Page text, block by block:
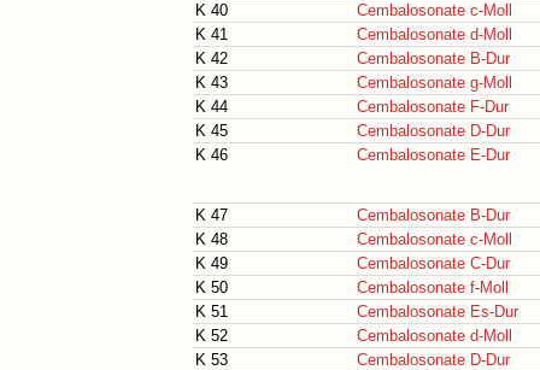
K 40
Cembalosonate c-Moll
K 41
Cembalosonate d-Moll
K 42
Cembalosonate B-Dur
K 43
Cembalosonate g-Moll
K 44
Cembalosonate F-Dur
K 45
Cembalosonate D-Dur
K 46
Cembalosonate E-Dur
K 47
Cembalosonate B-Dur
K 48
Cembalosonate c-Moll
K 49
Cembalosonate C-Dur
K 50
Cembalosonate f-Moll
K 51
Cembalosonate Es-Dur
K 52
Cembalosonate d-Moll
K 53
Cembalosonate D-Dur